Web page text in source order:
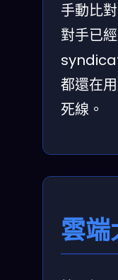
手動比
對手已
都還在
死線。
雲端